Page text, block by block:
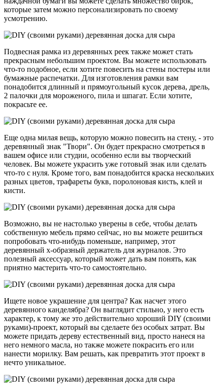
которые затем можно персонализировать по своему
усмотрению.
Подвесная рамка из деревянных реек также может стать
прекрасным небольшим проектом. Вы можете использовать
что-то подобное, если хотите повесить на стены постеры или
бумажные распечатки. Для изготовления рамки вам
понадобится длинный и прямоугольный кусок дерева, дрель,
2 палочки для мороженого, пила и шпагат. Если хотите,
покрасьте ее.
Еще одна милая вещь, которую можно повесить на стену, - это
деревянный знак "Твори". Он будет прекрасно смотреться в
вашем офисе или студии, особенно если вы творческий
человек. Вы можете украсить уже готовый знак или сделать
что-то с нуля. Кроме того, вам понадобится краска нескольких
разных цветов, трафареты букв, поролоновая кисть, клей и
кисти.
Возможно, вы не настолько уверены в себе, чтобы делать
собственную мебель прямо сейчас, но вы можете решиться
попробовать что-нибудь поменьше, например, этот
деревянный х-образный держатель для журналов. Это
полезный аксессуар, который может дать вам понять, как
приятно мастерить что-то самостоятельно.
Ищете новое украшение для центра? Как насчет этого
деревянного канделябра? Он выглядит стильно, у него есть
характер, к тому же это действительно хороший DIY (своими
руками)-проект, который вы сделаете без особых затрат. Вы
можете придать дереву естественный вид, просто нанеся на
него немного масла, но также можете покрасить его или
нанести морилку. Вам решать, как превратить этот проект в
нечто уникальное.